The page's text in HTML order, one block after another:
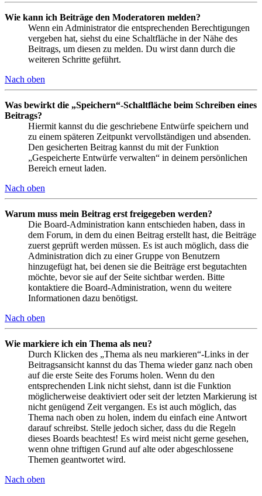
Wie kann ich Beiträge den Moderatoren melden?
Wenn ein Administrator die entsprechenden Berechtigungen
vergeben hat, siehst du eine Schaltfläche in der Nähe des
Beitrags, um diesen zu melden. Du wirst dann durch die
weiteren Schritte geführt.
Nach oben
Was bewirkt die „Speichern“-Schaltfläche beim Schreiben eines
Beitrags?
Hiermit kannst du die geschriebene Entwürfe speichern und
zu einem späteren Zeitpunkt vervollständigen und absenden.
Den gesicherten Beitrag kannst du mit der Funktion
„Gespeicherte Entwürfe verwalten“ in deinem persönlichen
Bereich erneut laden.
Nach oben
Warum muss mein Beitrag erst freigegeben werden?
Die Board-Administration kann entschieden haben, dass in
dem Forum, in dem du einen Beitrag erstellt hast, die Beiträge
zuerst geprüft werden müssen. Es ist auch möglich, dass die
Administration dich zu einer Gruppe von Benutzern
hinzugefügt hat, bei denen sie die Beiträge erst begutachten
möchte, bevor sie auf der Seite sichtbar werden. Bitte
kontaktiere die Board-Administration, wenn du weitere
Informationen dazu benötigst.
Nach oben
Wie markiere ich ein Thema als neu?
Durch Klicken des „Thema als neu markieren“-Links in der
Beitragsansicht kannst du das Thema wieder ganz nach oben
auf die erste Seite des Forums holen. Wenn du den
entsprechenden Link nicht siehst, dann ist die Funktion
möglicherweise deaktiviert oder seit der letzten Markierung ist
nicht genügend Zeit vergangen. Es ist auch möglich, das
Thema nach oben zu holen, indem du einfach eine Antwort
darauf schreibst. Stelle jedoch sicher, dass du die Regeln
dieses Boards beachtest! Es wird meist nicht gerne gesehen,
wenn ohne triftigen Grund auf alte oder abgeschlossene
Themen geantwortet wird.
Nach oben